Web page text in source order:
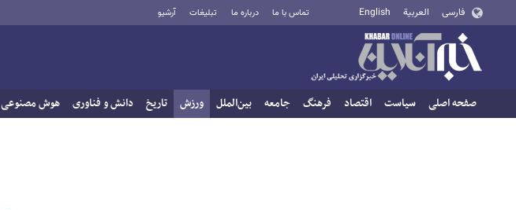
فارسی العربية English تماس با ما درباره ما تبلیغات آرشیو
صفحه اصلی سیاست اقتصاد فرهنگ جامعه بین‌الملل ورزش تاریخ دانش و فناوری هوش مصنوعی